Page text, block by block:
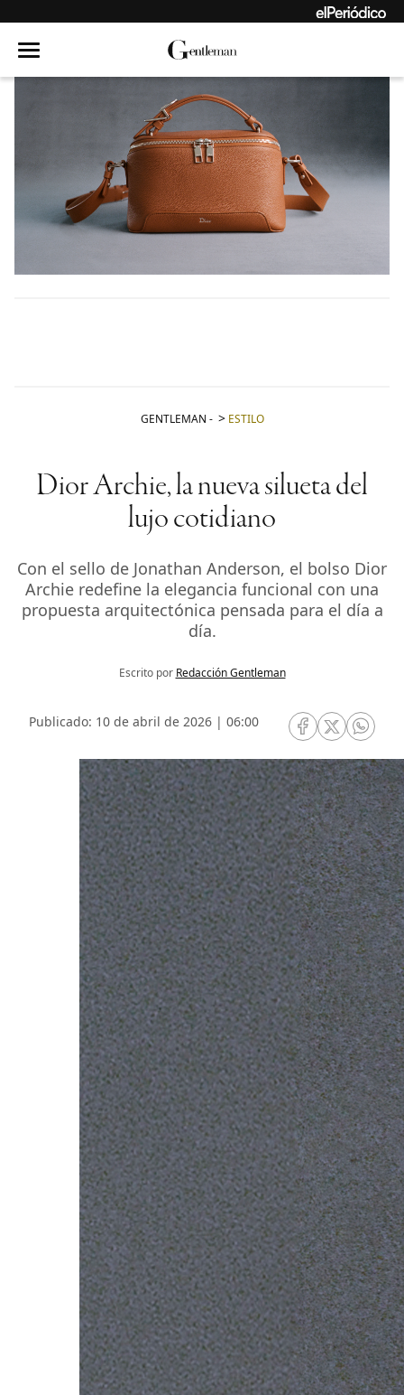
GENTLEMAN - ESTILO
Dior Archie, la nueva silueta del
lujo cotidiano
Con el sello de Jonathan Anderson, el bolso Dior
Archie redefine la elegancia funcional con una
propuesta arquitectónica pensada para el día a
día.
Escrito por Redacción Gentleman
Publicado: 10 de abril de 2026 | 06:00
RRSS Facebook
RRSSRRSS